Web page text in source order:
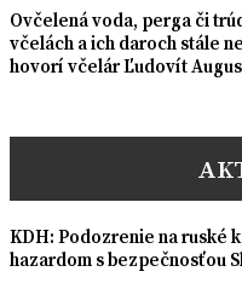
Ovčelená voda, perga či
včelách a ich daroch stále
hovorí včelár Ľudovít
KDH: Podozrenie na ruské
hazardom s bezpečnosťou